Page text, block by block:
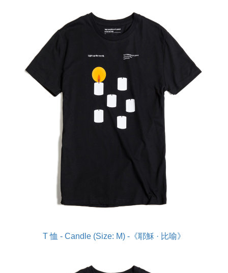
T 恤 - Candle (Size: M) -《耶穌 · 比喻》